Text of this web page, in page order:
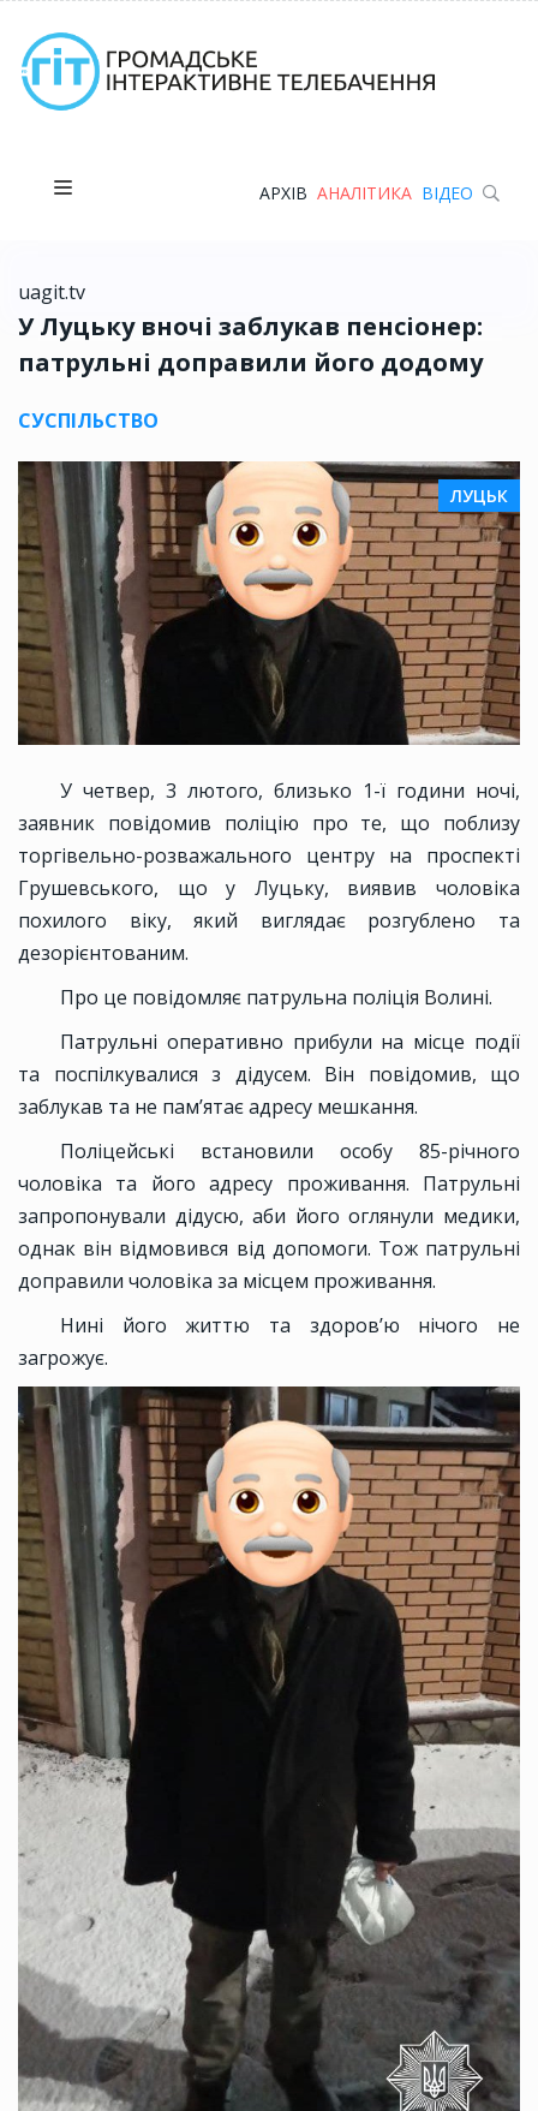
АРХІВ АНАЛІТИКА ВІДЕО
uagit.tv
У Луцьку вночі заблукав пенсіонер:
патрульні доправили його додому
СУСПІЛЬСТВО
ЛУЦЬК
У четвер, 3 лютого, близько 1-ї години ночі,
заявник повідомив поліцію про те, що поблизу
торгівельно-розважального центру на проспекті
Грушевського, що у Луцьку, виявив чоловіка
похилого віку, який виглядає розгублено та
дезорієнтованим.
Про це повідомляє патрульна поліція Волині.
Патрульні оперативно прибули на місце події
та поспілкувалися з дідусем. Він повідомив, що
заблукав та не пам’ятає адресу мешкання.
Поліцейські встановили особу 85-річного
чоловіка та його адресу проживання. Патрульні
запропонували дідусю, аби його оглянули медики,
однак він відмовився від допомоги. Тож патрульні
доправили чоловіка за місцем проживання.
Нині його життю та здоров’ю нічого не
загрожує.